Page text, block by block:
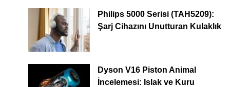
Philips 5000 Serisi (TAH5209):
Şarj Cihazını Unutturan Kulaklık
Dyson V16 Piston Animal
İncelemesi: Islak ve Kuru